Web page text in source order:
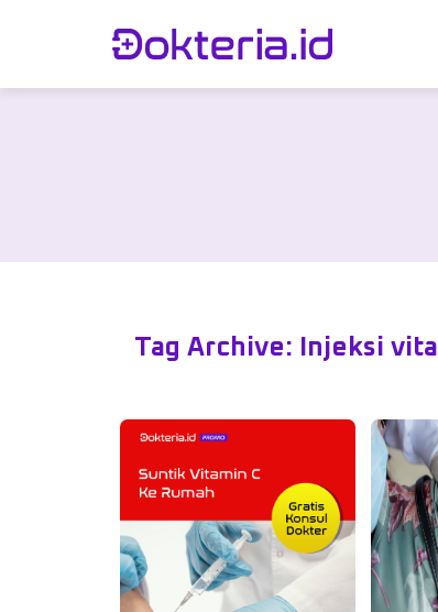
Tag Archive: Injeksi